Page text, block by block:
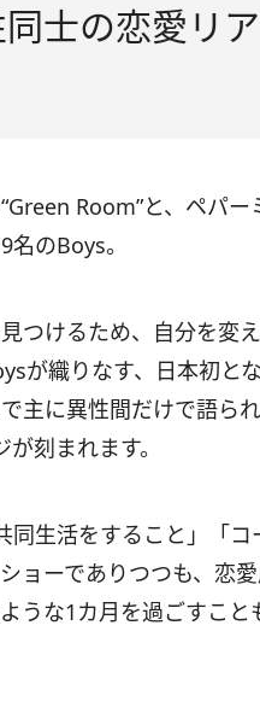
士の恋愛リ
Room”と、ペパ
のBoys。
つけるため、自分を変
が織りなす、日本初と
主に異性間だけで語ら
刻まれます。
同生活をすること」「
ョーでありつつも、恋
うな1カ月を過ごすこと